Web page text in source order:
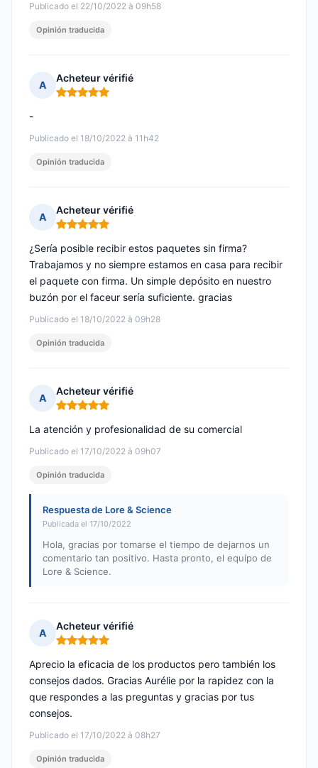
Publicado el 22/10/2022 à 09h58
Opinión traducida
A
Acheteur vérifié
Nota: 5 de 5
Publicado el 18/10/2022 à 11h42
-
Opinión traducida
A
Acheteur vérifié
Nota: 5 de 5
Publicado el 18/10/2022 à 09h28
¿Sería posible recibir estos paquetes sin firma?
Trabajamos y no siempre estamos en casa para recibir
el paquete con firma. Un simple depósito en nuestro
buzón por el faceur sería suficiente. gracias
Opinión traducida
A
Acheteur vérifié
Nota: 5 de 5
Publicado el 17/10/2022 à 09h07
La atención y profesionalidad de su comercial
Opinión traducida
Respuesta de Lore & Science
Publicada el 17/10/2022
Hola, gracias por tomarse el tiempo de dejarnos un
comentario tan positivo. Hasta pronto, el equipo de
Lore & Science.
A
Acheteur vérifié
Nota: 5 de 5
Publicado el 17/10/2022 à 08h27
Aprecio la eficacia de los productos pero también los
consejos dados. Gracias Aurélie por la rapidez con la
que respondes a las preguntas y gracias por tus
consejos.
Opinión traducida